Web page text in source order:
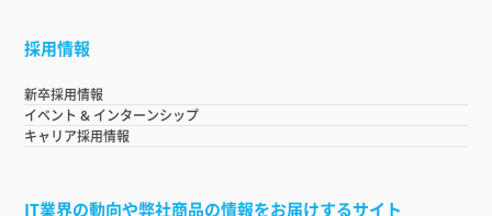
採用情報
新卒採用情報
イベント & インターンシップ
キャリア採用情報
IT業界の動向や弊社商品の情報をお届けするサイト